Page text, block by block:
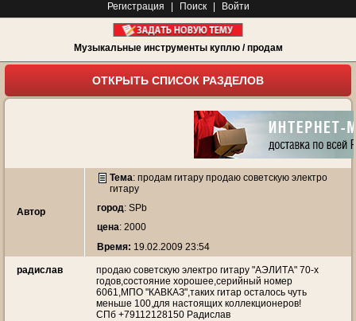
Регистрация
Поиск Войти
Музыкальные инструменты куплю / продам
ОТКРЫТЬ СПИСОК РАЗДЕЛОВ
Автор
Тема: продам гитару продаю советскую электро
гитару
город: SPb
цена: 2000
Время: 19.02.2009 23:54
радислав
продаю советскую электро гитару "АЭЛИТА" 70-х
годов,состояние хорошее,серийный номер
6061,МПО "КАВКАЗ",таких гитар осталось чуть
меньше 100,для настоящих коллекционеров!
СПб +79112128150 Радислав